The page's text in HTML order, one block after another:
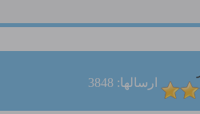
ارسالها: 3848